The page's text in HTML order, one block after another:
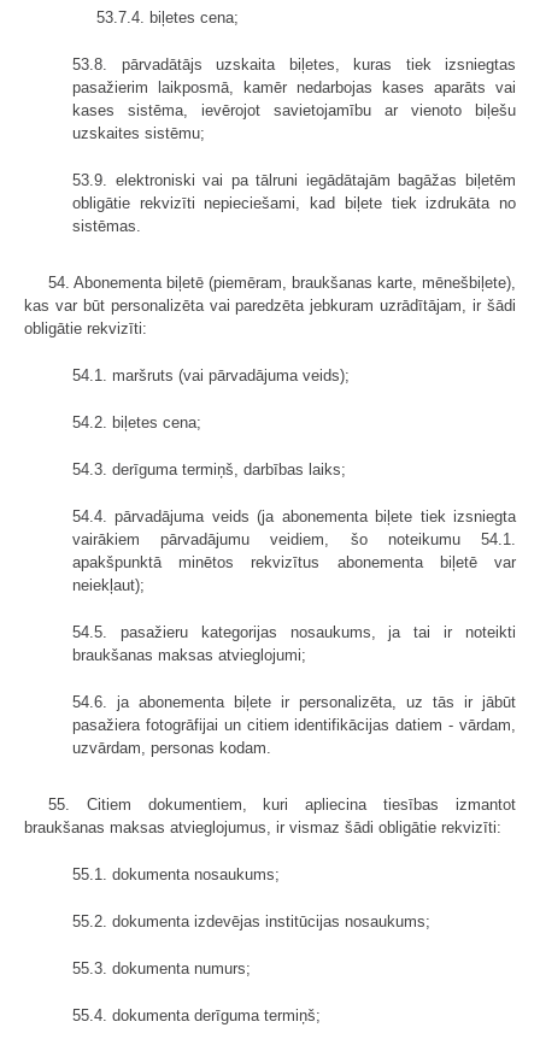
53.7.4. biļetes cena;
53.8. pārvadātājs uzskaita biļetes, kuras tiek izsniegtas
pasažierim laikposmā, kamēr nedarbojas kases aparāts vai
kases sistēma, ievērojot savietojamību ar vienoto biļešu
uzskaites sistēmu;
53.9. elektroniski vai pa tālruni iegādātajām bagāžas biļetēm
obligātie rekvizīti nepieciešami, kad biļete tiek izdrukāta no
sistēmas.
54. Abonementa biļetē (piemēram, braukšanas karte, mēnešbiļete),
kas var būt personalizēta vai paredzēta jebkuram uzrādītājam, ir šādi
obligātie rekvizīti:
54.1. maršruts (vai pārvadājuma veids);
54.2. biļetes cena;
54.3. derīguma termiņš, darbības laiks;
54.4. pārvadājuma veids (ja abonementa biļete tiek izsniegta
vairākiem pārvadājumu veidiem, šo noteikumu 54.1.
apakšpunktā minētos rekvizītus abonementa biļetē var
neiekļaut);
54.5. pasažieru kategorijas nosaukums, ja tai ir noteikti
braukšanas maksas atvieglojumi;
54.6. ja abonementa biļete ir personalizēta, uz tās ir jābūt
pasažiera fotogrāfijai un citiem identifikācijas datiem - vārdam,
uzvārdam, personas kodam.
55. Citiem dokumentiem, kuri apliecina tiesības izmantot
braukšanas maksas atvieglojumus, ir vismaz šādi obligātie rekvizīti:
55.1. dokumenta nosaukums;
55.2. dokumenta izdevējas institūcijas nosaukums;
55.3. dokumenta numurs;
55.4. dokumenta derīguma termiņš;